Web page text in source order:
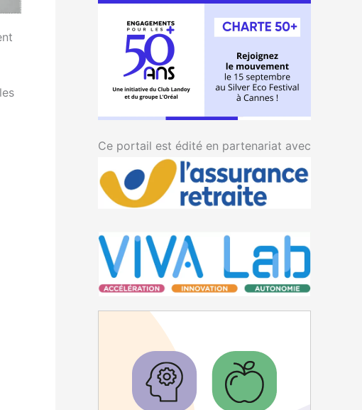
Ce portail est édité en partenariat avec